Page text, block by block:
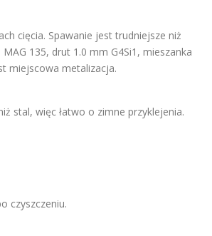
cięcia. Spawanie jest trudniejsze niż
135, drut 1.0 mm G4Si1, mieszanka
miejscowa metalizacja.
stal, więc łatwo o zimne przyklejenia.
czyszczeniu.